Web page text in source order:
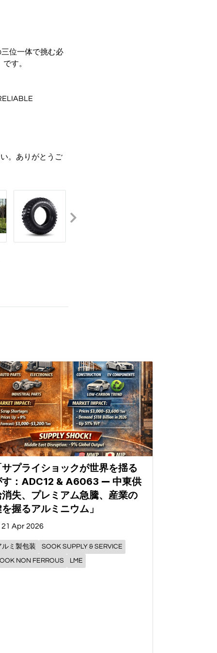
位一体で挑む必
す。
。ありがとうご
サプライショックが世界を揺る
す：ADC12 & A6063 ― 中東供
失、プレミアム急騰、産業の
握るアルミニウム」
21 Apr 2026
ルミ製包装 SOOK SUPPLY & SERVICE
NON FERROUS LME